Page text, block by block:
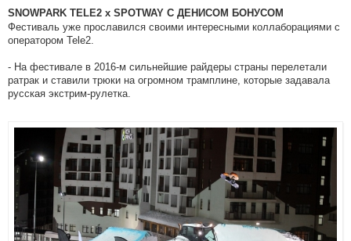
SNOWPARK TELE2 х SPOTWAY С ДЕНИСОМ БОНУСОМ
Фестиваль уже прославился своими интересными коллаборациями с
оператором Tele2.
- На фестивале в 2016-м сильнейшие райдеры страны перелетали
ратрак и ставили трюки на огромном трамплине, которые задавала
русская экстрим-рулетка.